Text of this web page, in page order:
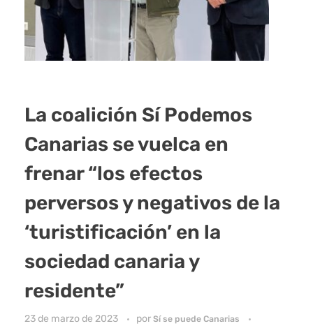
La coalición Sí Podemos
Canarias se vuelca en
frenar “los efectos
perversos y negativos de la
‘turistificación’ en la
sociedad canaria y
residente”
23 de marzo de 2023 por Sí se puede Canarias